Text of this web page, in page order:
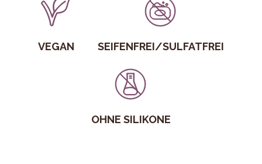
VEGAN SEIFENFREI/SULFATFREI
OHNE SILIKONE